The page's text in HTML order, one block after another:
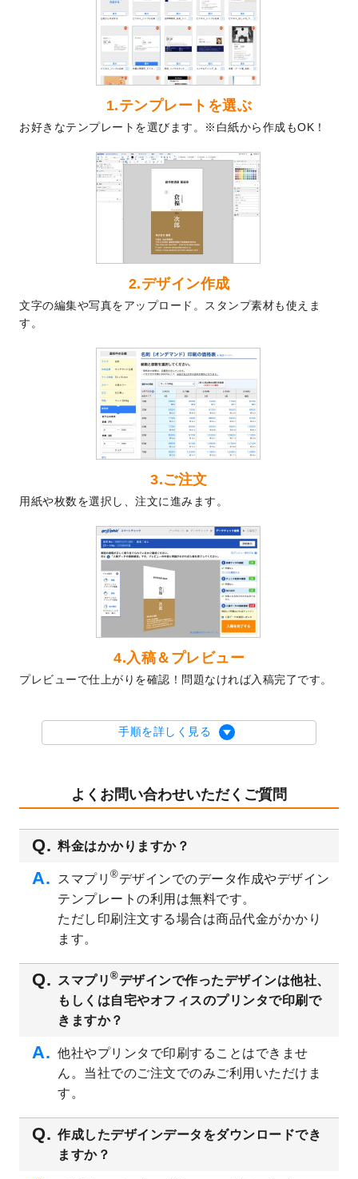
を公開いたしました。
喪中はがきのデザインテンプレート
いたしました。
2025年版1月始まりのカレンダーデザイン
テンプレート
を公開いたしました。
なりました！
プラスチックカードのデザインテンプレー
トを追加しました。
回数券のデザインテンプレート
した。
暑中見舞いのデザインテンプレート
しました。
メッセージカードのデザインテンプレート
を追加しました。
2024/6/14
エコノミータイプののぼりが作成できるよ
うになりました！
【新商品】のぼり
が作成できるようになり
ました！
DMのデザインテンプレートを追加しまし
た。
【新商品】ステッカー
なりました！
2024年版4月始まりのカレンダーデザイン
テンプレートを公開いたしました。
2024年辰年の年賀ポスターデザインテンプ
レート
を公開いたしました。
箔押し年賀状のデザインテンプレート
開いたしました。
クリアファイル、封筒、うちわにてオリジ
ナルデザインで作成できるようになりまし
た！
を公開いたしました。
2023/9/1
2024年版1月始まりのカレンダーデザイン
オリジナルサイズ、変型サイズで作成でき
るようになりました！
2023/8/18
チケットのデザインテンプレートを追加し
ました。
2023/8/7
【新商品】チケット
が作成できるようにな
りました！
美容・エステのチラシデザインテンプレー
トを追加しました。
いたしました。
2023/6/12
うちわのデザインテンプレート
を公開いた
しました。
を公開いたしました。
2023/5/9
書類カバー（見積書表紙）のデザインテン
追加しました。
2023/4/20
1.テンプレートを選ぶ
お好きなテンプレートを選びます。※白紙から作成もOK！
2.デザイン作成
文字の編集や写真をアップロード。スタンプ素材も使えま
す。
3.ご注文
用紙や枚数を選択し、注文に進みます。
4.入稿＆プレビュー
プレビューで仕上がりを確認！問題なければ入稿完了です。
手順を詳しく見る
よくお問い合わせいただくご質問
料金はかかりますか？
スマプリ ®デザインでのデータ作成やデザイン
テンプレートの利用は無料です。
ただし印刷注文する場合は商品代金がかかり
ます。
スマプリ ®デザインで作ったデザインは他社、
もしくは自宅やオフィスのプリンタで印刷で
きますか？
他社やプリンタで印刷することはできませ
ん。当社でのご注文でのみご利用いただけま
す。
作成したデザインデータをダウンロードでき
ますか？